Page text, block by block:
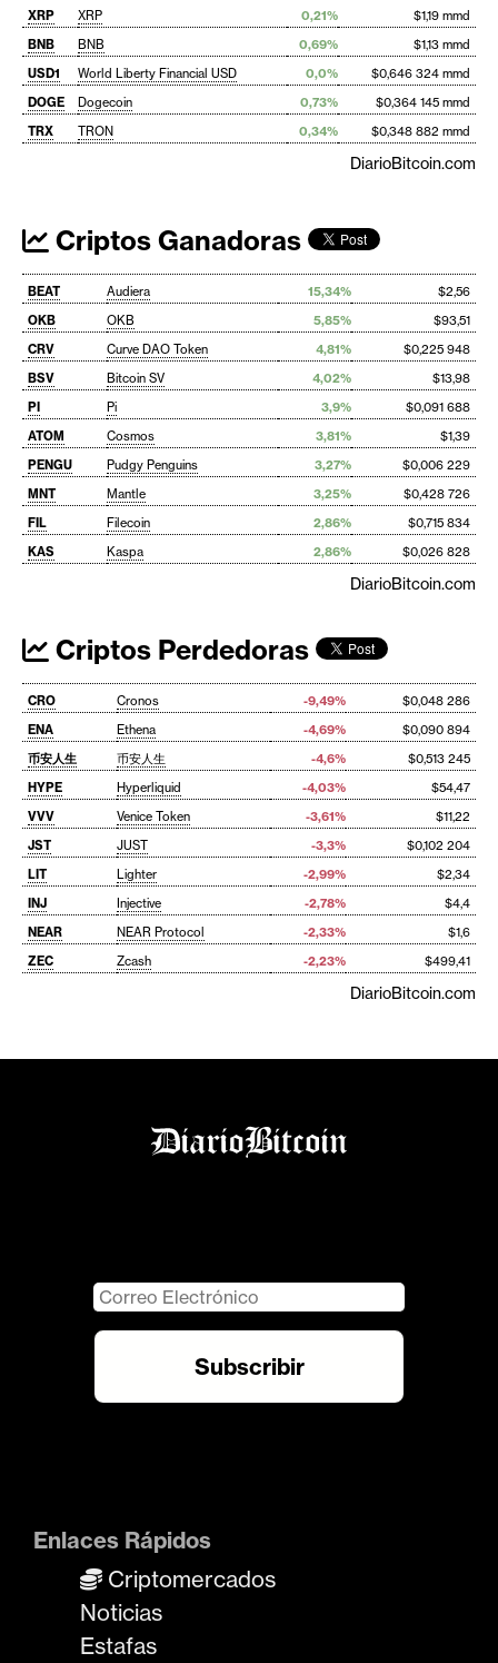
XRP XRP 0,21%
$1,19 mmd
BNB
BNB 0,69%
$1,13 mmd
USD1
World Liberty Financial USD 0,0%
$0,646 324 mmd
DOGE
Dogecoin 0,73%
$0,364 145 mmd
TRX
TRON 0,34% $0,348 882 mmd
DiarioBitcoin.com
Criptos Ganadoras
BEAT Audiera 15,34%
$2,56
OKB
OKB 5,85%
$93,51
CRV
Curve DAO Token 4,81%
$0,225 948
BSV
Bitcoin SV 4,02%
$13,98
PI
Pi 3,9%
$0,091 688
ATOM
Cosmos 3,81%
$1,39
PENGU
Pudgy Penguins 3,27%
$0,006 229
MNT
Mantle 3,25%
$0,428 726
FIL
Filecoin 2,86%
$0,715 834
KAS
Kaspa 2,86% $0,026 828
DiarioBitcoin.com
Criptos Perdedoras
CRO Cronos -9,49%
$0,048 286
ENA
Ethena -4,69%
$0,090 894
币安人生
币安人生 -4,6%
$0,513 245
HYPE
Hyperliquid -4,03%
$54,47
VVV
Venice Token -3,61%
$11,22
JST
JUST -3,3%
$0,102 204
LIT
Lighter -2,99%
$2,34
INJ
Injective -2,78%
$4,4
NEAR
NEAR Protocol -2,33%
$1,6
ZEC
Zcash -2,23% $499,41
DiarioBitcoin.com
Enlaces Rápidos
Criptomercados
Noticias
Estafas